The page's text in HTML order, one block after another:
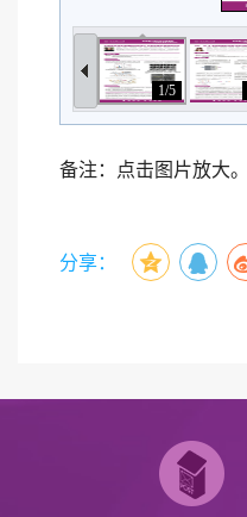
1/5
备注：点击图片放大。
分享：